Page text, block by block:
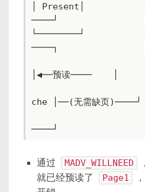
│ Present│
────┘                │
└────────┘
────┐                │
│◀──预读────    │
che │──(无需缺页)────┘
────┘
通过 MADV_WILLNEED
就已经预读了
Page1